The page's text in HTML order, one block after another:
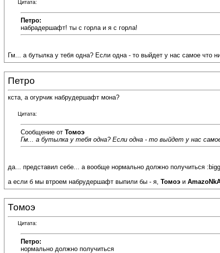
Цитата:
Петро:
набрадершафт! ты с горла и я с горла!
Гм... а бутылка у тебя одна? Если одна - то выйдет у нас самое что
Петро
кста, а огурчик набрудершафт мона?
Цитата:
Сообщение от Томоэ
Гм... а бутылка у тебя одна? Если одна - то выйдет у нас
да... представил себе... а вообще нормально должно получиться
а если б мы втроем набрудершафт выпили бы - я, Томоэ и
Томоэ
Цитата:
Петро:
нормально должно получиться